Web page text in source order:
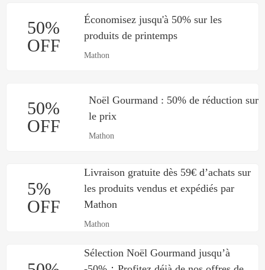
50%
OFF
Économisez jusqu'à 50% sur les
produits de printemps
Mathon
50%
OFF
Noël Gourmand : 50% de réduction sur
le prix
Mathon
5%
OFF
Livraison gratuite dès 59€ d’achats sur
les produits vendus et expédiés par
Mathon
Mathon
Sélection Noël Gourmand jusqu’à